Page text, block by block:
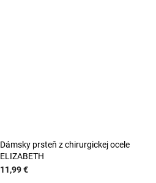
Dámsky prsteň z chirurgickej ocele
ELIZABETH
11,99 €